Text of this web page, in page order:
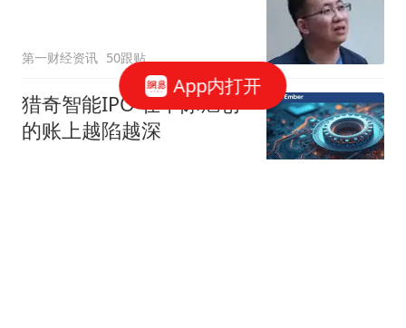
第一财经资讯 50跟贴
猎奇智能IPO 在中际旭创
的账上越陷越深
App内打开